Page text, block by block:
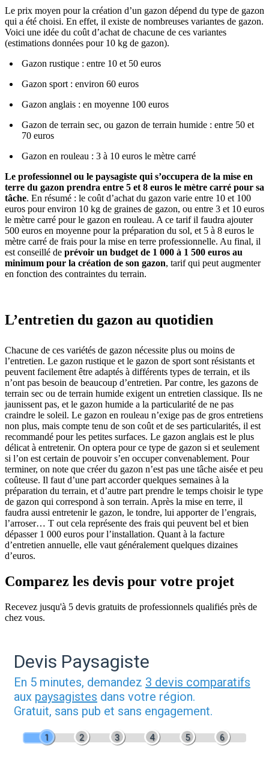
Le prix moyen pour la création d’un gazon dépend du type de gazon
qui a été choisi. En effet, il existe de nombreuses variantes de gazon.
Voici une idée du coût d’achat de chacune de ces variantes
(estimations données pour 10 kg de gazon).
Gazon rustique : entre 10 et 50 euros
Gazon sport : environ 60 euros
Gazon anglais : en moyenne 100 euros
Gazon de terrain sec, ou gazon de terrain humide : entre 50 et
70 euros
Gazon en rouleau : 3 à 10 euros le mètre carré
Le professionnel ou le paysagiste qui s’occupera de la mise en
terre du gazon prendra entre 5 et 8 euros le mètre carré pour sa
tâche. En résumé : le coût d’achat du gazon varie entre 10 et 100
euros pour environ 10 kg de graines de gazon, ou entre 3 et 10 euros
le mètre carré pour le gazon en rouleau. A ce tarif il faudra ajouter
500 euros en moyenne pour la préparation du sol, et 5 à 8 euros le
mètre carré de frais pour la mise en terre professionnelle. Au final, il
est conseillé de prévoir un budget de 1 000 à 1 500 euros au
minimum pour la création de son gazon, tarif qui peut augmenter
en fonction des contraintes du terrain.
L’entretien du gazon au quotidien
Chacune de ces variétés de gazon nécessite plus ou moins de
l’entretien. Le gazon rustique et le gazon de sport sont résistants et
peuvent facilement être adaptés à différents types de terrain, et ils
n’ont pas besoin de beaucoup d’entretien. Par contre, les gazons de
terrain sec ou de terrain humide exigent un entretien classique. Ils ne
jaunissent pas, et le gazon humide a la particularité de ne pas
craindre le soleil. Le gazon en rouleau n’exige pas de gros entretiens
non plus, mais compte tenu de son coût et de ses particularités, il est
recommandé pour les petites surfaces. Le gazon anglais est le plus
délicat à entretenir. On optera pour ce type de gazon si et seulement
si l’on est certain de pouvoir s’en occuper convenablement. Pour
terminer, on note que créer du gazon n’est pas une tâche aisée et peu
coûteuse. Il faut d’une part accorder quelques semaines à la
préparation du terrain, et d’autre part prendre le temps choisir le type
de gazon qui correspond à son terrain. Après la mise en terre, il
faudra aussi entretenir le gazon, le tondre, lui apporter de l’engrais,
l’arroser… T out cela représente des frais qui peuvent bel et bien
dépasser 1 000 euros pour l’installation. Quant à la facture
d’entretien annuelle, elle vaut généralement quelques dizaines
d’euros.
Comparez les devis pour votre projet
Recevez jusqu'à 5 devis gratuits de professionnels qualifiés près de
chez vous.
Devis Paysagiste
En 5 minutes, demandez 3 devis comparatifs
aux paysagistes dans votre région.
Gratuit, sans pub et sans engagement.
1 2 3 4 5 6